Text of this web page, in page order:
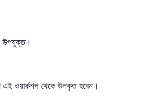
উপযুক্ত।
এই ওয়ার্কশপ থেকে উপকৃত হবেন।